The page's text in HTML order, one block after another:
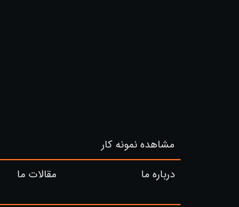
مشاهده نمونه کار
درباره ما
مقالات ما